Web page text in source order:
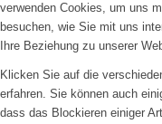
verwenden Cookies, um uns
besuchen, wie Sie mit uns
Ihre Beziehung zu unserer
Klicken Sie auf die
erfahren. Sie können auch
dass das Blockieren einiger